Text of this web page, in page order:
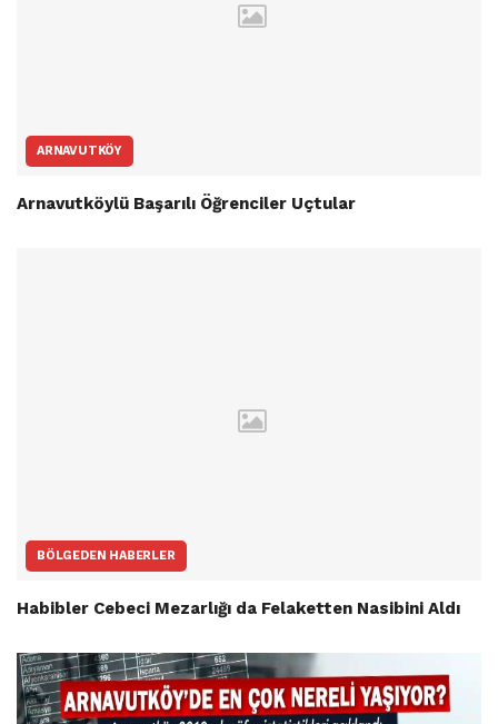
ARNAVUTKÖY
Arnavutköylü Başarılı Öğrenciler Uçtular
BÖLGEDEN HABERLER
Habibler Cebeci Mezarlığı da Felaketten Nasibini Aldı